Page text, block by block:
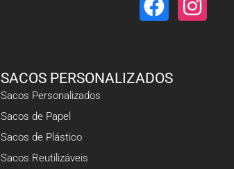
SACOS PERSONALIZADOS
Sacos Personalizados
Sacos de Papel
Sacos de Plástico
Sacos Reutilizáveis